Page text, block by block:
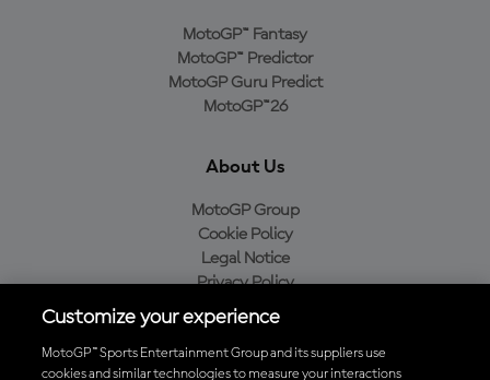
MotoGP™ Fantasy
MotoGP™ Predictor
MotoGP Guru Predict
MotoGP™26
About Us
MotoGP Group
Cookie Policy
Legal Notice
Privacy Policy
Purchase Policy
Customize your experience
MotoGP™ Sports Entertainment Group and its suppliers use
cookies and similar technologies to measure your interactions